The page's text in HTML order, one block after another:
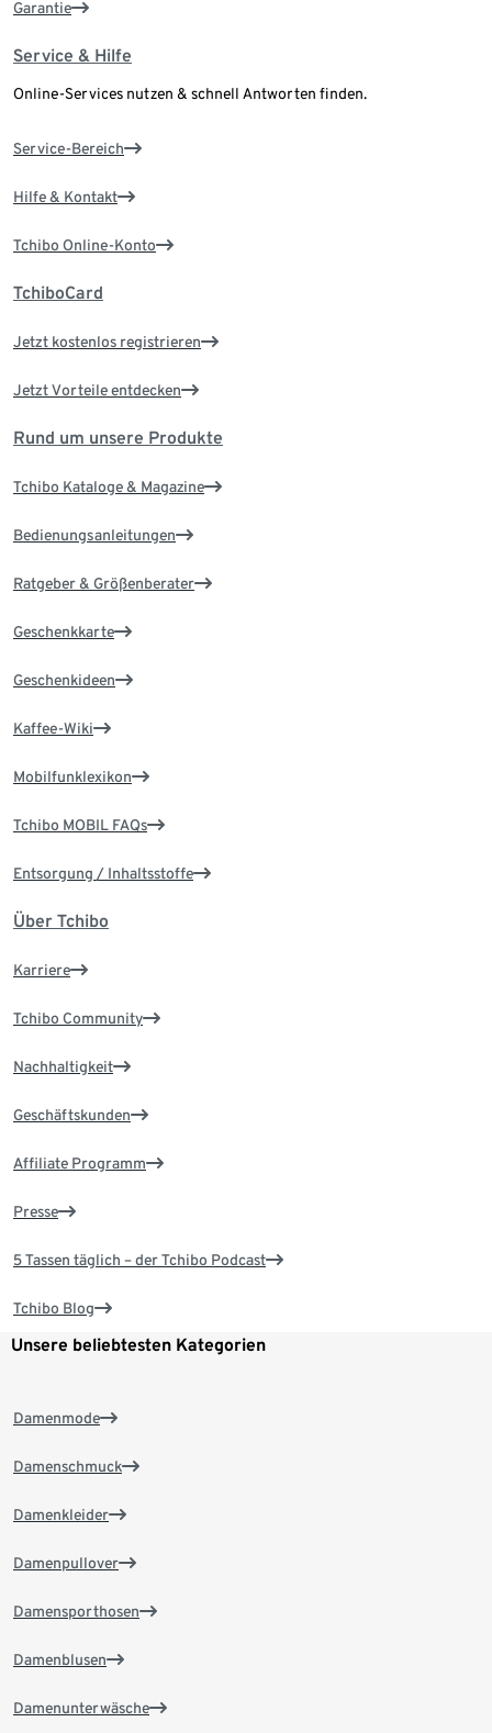
Garantie
Service & Hilfe
Online-Services nutzen & schnell Antworten finden.
Service-Bereich
Hilfe & Kontakt
Tchibo Online-Konto
TchiboCard
Jetzt kostenlos registrieren
Jetzt Vorteile entdecken
Rund um unsere Produkte
Tchibo Kataloge & Magazine
Bedienungsanleitungen
Ratgeber & Größenberater
Geschenkkarte
Geschenkideen
Kaffee-Wiki
Mobilfunklexikon
Tchibo MOBIL FAQs
Entsorgung / Inhaltsstoffe
Über Tchibo
Karriere
Tchibo Community
Nachhaltigkeit
Geschäftskunden
Affiliate Programm
Presse
5 Tassen täglich – der Tchibo Podcast
Tchibo Blog
Unsere beliebtesten Kategorien
Damenmode
Damenschmuck
Damenkleider
Damenpullover
Damensporthosen
Damenblusen
Damenunterwäsche